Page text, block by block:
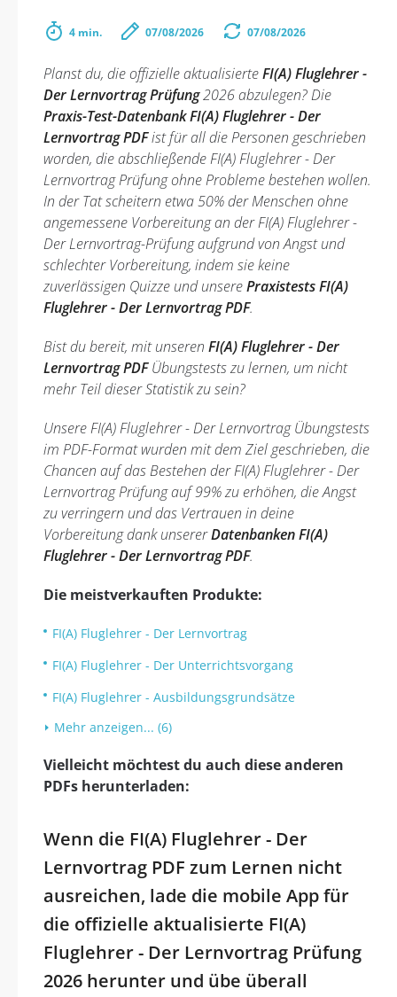
4 min. 07/08/2026 07/08/2026
Planst du, die offizielle aktualisierteFI(A) Fluglehrer -
Der Lernvortrag Prüfung2026 abzulegen? Die
Praxis-Test-Datenbank FI(A) Fluglehrer - Der
Lernvortrag PDFist für all die Personen geschrieben
worden, die abschließende FI(A) Fluglehrer - Der
Lernvortrag Prüfung ohne Probleme bestehen wollen.
In der Tat scheitern etwa 50% der Menschen ohne
angemessene Vorbereitung an der FI(A) Fluglehrer -
Der Lernvortrag-Prüfung aufgrund von Angst und
schlechter Vorbereitung, indem sie keine
zuverlässigen Quizze und unserePraxistests FI(A)
Fluglehrer - Der Lernvortrag PDF.
Bist du bereit, mit unseren FI(A) Fluglehrer - Der
Lernvortrag PDFÜbungstests zu lernen, um nicht
mehr Teil dieser Statistik zu sein?
Unsere FI(A) Fluglehrer - Der Lernvortrag Übungstests
im PDF-Format wurden mit dem Ziel geschrieben, die
Chancen auf das Bestehen der FI(A) Fluglehrer - Der
Lernvortrag Prüfung auf 99% zu erhöhen, die Angst
zu verringern und das Vertrauen in deine
Vorbereitung dank unsererDatenbanken FI(A)
Fluglehrer - Der Lernvortrag PDF.
Die meistverkauften Produkte:
FI(A) Fluglehrer - Der Lernvortrag
FI(A) Fluglehrer - Der Unterrichtsvorgang
FI(A) Fluglehrer - Ausbildungsgrundsätze
Mehr anzeigen... (6)
Vielleicht möchtest du auch diese anderen
PDFs herunterladen:
Wenn die FI(A) Fluglehrer - Der
Lernvortrag PDF zum Lernen nicht
ausreichen, lade die mobile App für
die offizielle aktualisierte FI(A)
Fluglehrer - Der Lernvortrag Prüfung
2026 herunter und übe überall